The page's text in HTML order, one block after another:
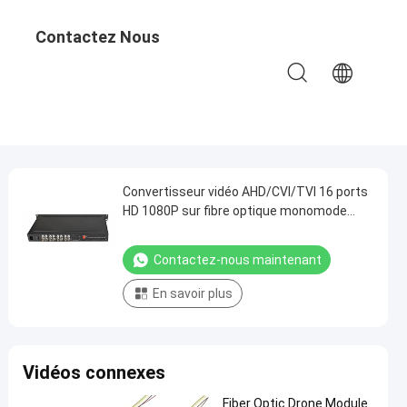
Contactez Nous
Convertisseur vidéo AHD/CVI/TVI 16 ports
HD 1080P sur fibre optique monomode
Contactez-nous maintenant
En savoir plus
Vidéos connexes
Fiber Optic Drone Module